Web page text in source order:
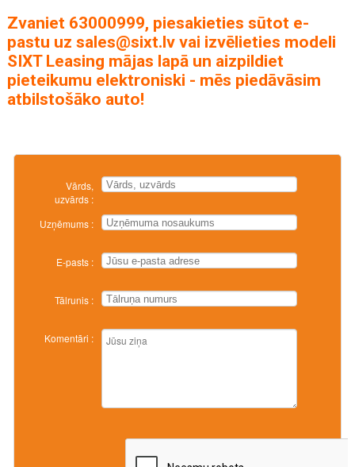
Zvaniet 63000999, piesakieties sūtot e-
pastu uz sales@sixt.lvvai izvēlieties modeli
SIXT Leasing mājas lapā un aizpildiet
pieteikumu elektroniski - mēs piedāvāsim
atbilstošāko auto!